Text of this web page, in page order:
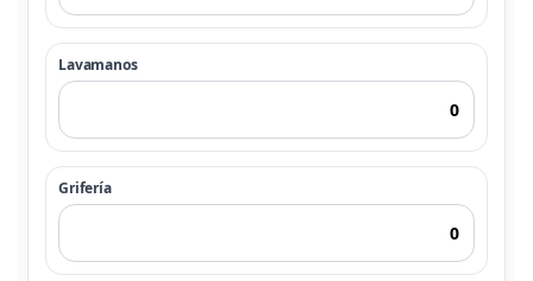
Lavamanos
Grifería